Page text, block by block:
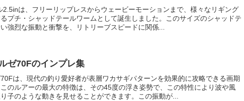
2.5inは、フリーリップレスからウェービーモーションまで、様々なリギング
プチ・シャッドテールワームとして誕生しました。このサイズのシャッドテ
強烈な振動と衝撃を、リトリーブスピードに関係...
ゼ70Fのインプレ集
は、現代の釣り愛好者が表層ワカサギパターンを効果的に攻略できる画期
のルアーの最大の特徴は、その45度の浮き姿勢で、この特性により波や風
子のような動きを見せることができます。この振動が...